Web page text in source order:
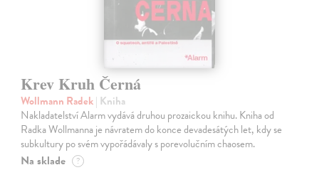
Krev Kruh Černá
Wollmann Radek| Kniha
Nakladatelství Alarm vydává druhou prozaickou knihu. Kniha od
Radka Wollmanna je návratem do konce devadesátých let, kdy se
subkultury po svém vypořádávaly s porevolučním chaosem.
Na sklade ?